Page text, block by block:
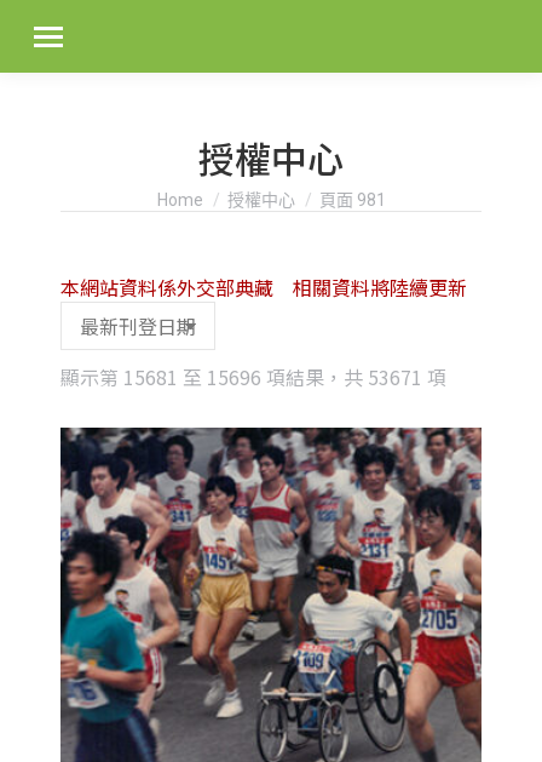
授權中心
You are here:
Home 授權中心 頁面 981
顯示第 15681 至 15696 項結果，共 53671 項
latest
本網站資料係外交部典藏 相關資料將陸續更新